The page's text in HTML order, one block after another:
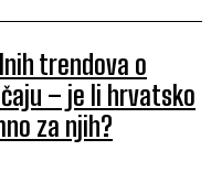
trendova o
– je li hrvatsko
za njih?